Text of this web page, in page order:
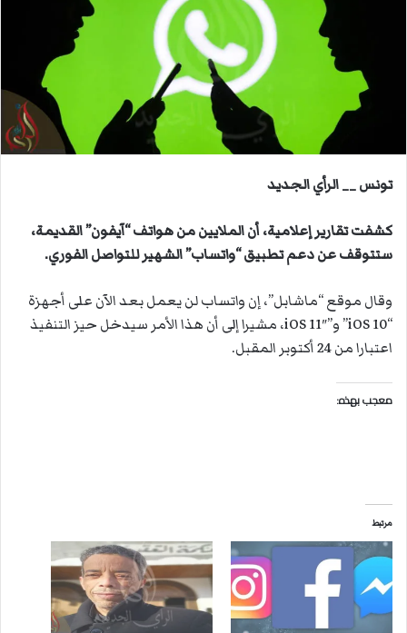
ك
ن
تونس __ الرأي الجديد
كشفت تقارير إعلامية، أن الملايين من هواتف “آيفون” القديمة،
ستتوقف عن دعم تطبيق “واتساب” الشهير للتواصل الفوري.
وقال موقع “ماشابل”، إن واتساب لن يعمل بعد الآن على أجهزة
“iOS 10” و”iOS 11″، مشيرا إلى أن هذا الأمر سيدخل حيز التنفيذ
اعتبارا من 24 أكتوبر المقبل.
معجب بهذه:
مرتبط